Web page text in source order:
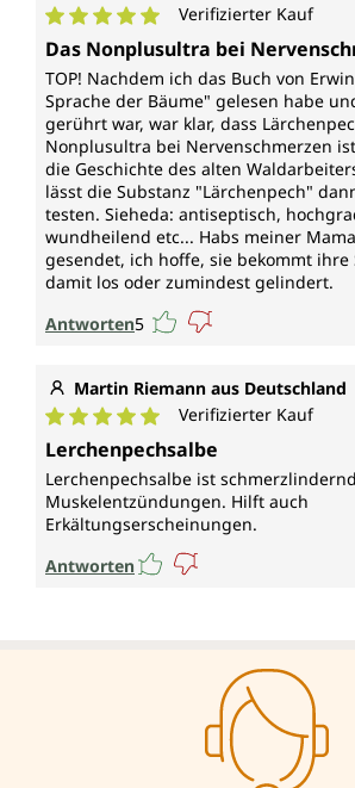
Durchschnittliche Bewertung von
Verifizierter Kauf
Das Nonplusultra bei
TOP! Nachdem ich das Buch von
Sprache der Bäume" gelesen habe
gerührt war, war klar, dass
Nonplusultra bei Nervenschmerzen
die Geschichte des alten
lässt die Substanz "Lärchenpech"
testen. Sieheda: antiseptisch,
wundheilend etc... Habs meiner
gesendet, ich hoffe, sie bekommt ihre
damit los oder zumindest gelindert.
Antworten5
Martin Riemann aus Deutschland
Durchschnittliche Bewertung von
Verifizierter Kauf
Lerchenpechsalbe
Lerchenpechsalbe ist
Muskelentzündungen. Hilft auch
Erkältungserscheinungen.
Antworten